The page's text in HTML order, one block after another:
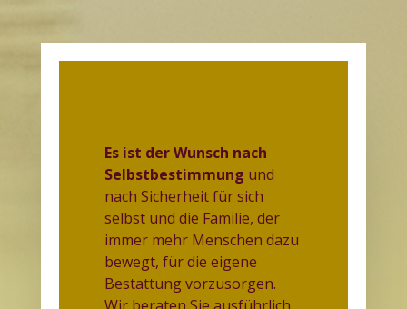
Es ist der Wunsch nach
Selbstbestimmung und
nach Sicherheit für sich
selbst und die Familie, der
immer mehr Menschen dazu
bewegt, für die eigene
Bestattung vorzu­sorgen.